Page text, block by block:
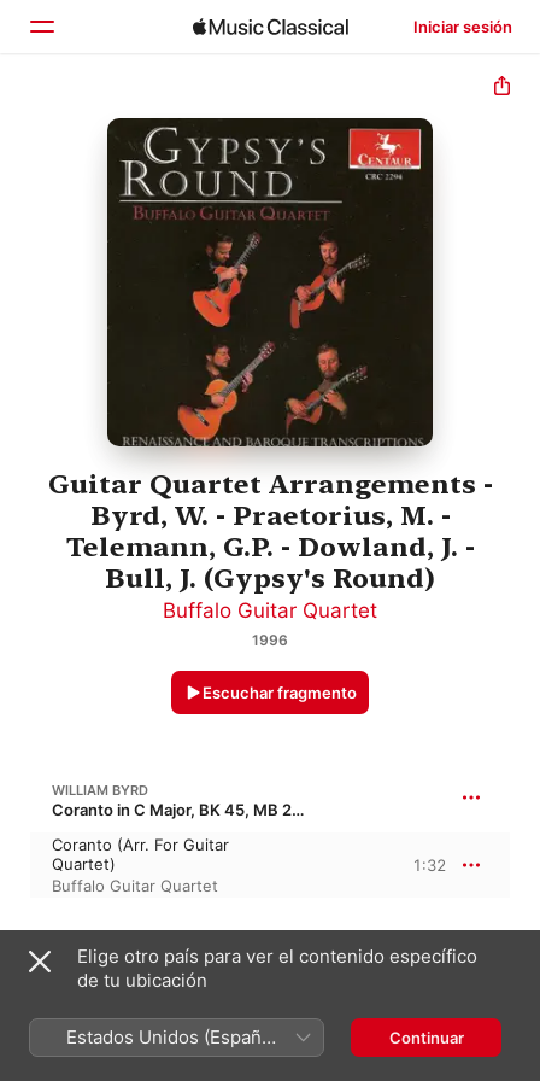
Iniciar sesión
Inicio
Explorar
Buscar
Guitar Quartet Arrangements -
Byrd, W. - Praetorius, M. -
Telemann, G.P. - Dowland, J. -
Bull, J. (Gypsy's Round)
Buffalo Guitar Quartet
1996
Escuchar fragmento
WILLIAM BYRD
Coranto in C Major, BK 45, MB 27/168
Coranto (Arr. For Guitar
Quartet)
Buffalo Guitar Quartet
1:32
WILLIAM BYRD
Pavan No. 6 in G Major (Canon 2 in 1), BK 74, MB 28/102
Buffalo Guitar Quartet
Elige otro país para ver el contenido específico
de tu ubicación
Estados Unidos (Español
México)
Continuar